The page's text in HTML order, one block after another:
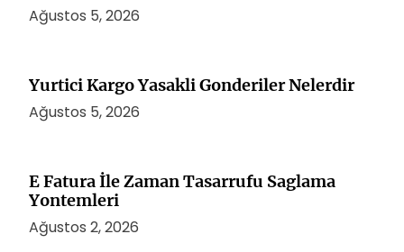
Ağustos 5, 2026
Yurtici Kargo Yasakli Gonderiler Nelerdir
Ağustos 5, 2026
E Fatura İle Zaman Tasarrufu Saglama
Yontemleri
Ağustos 2, 2026